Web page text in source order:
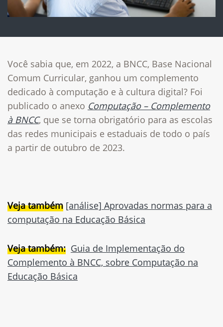
Você sabia que, em 2022, a BNCC, Base Nacional
Comum Curricular, ganhou um complemento
dedicado à computação e à cultura digital? Foi
publicado o anexo Computação – Complemento
à BNCC, que se torna obrigatório para as escolas
das redes municipais e estaduais de todo o país
a partir de outubro de 2023.
Veja também [análise] Aprovadas normas para a
computação na Educação Básica
Veja também: Guia de Implementação do
Complemento à BNCC, sobre Computação na
Educação Básica